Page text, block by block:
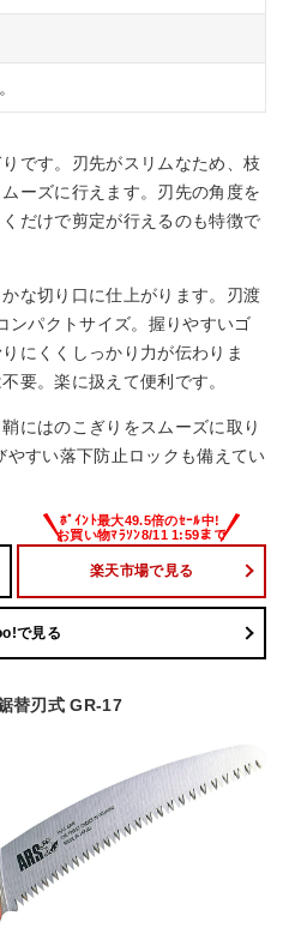
です。刃先がスリムなため、枝
ーズに行えます。刃先の角度を
だけで剪定が行えるのも特徴で
な切り口に仕上がります。刃渡
ンパクトサイズ。握りやすいゴ
にくくしっかり力が伝わりま
要。楽に扱えて便利です。
にはのこぎりをスムーズに取り
すい落下防止ロックも備えてい
楽天市場で見る
で見る
替刃式 GR-17